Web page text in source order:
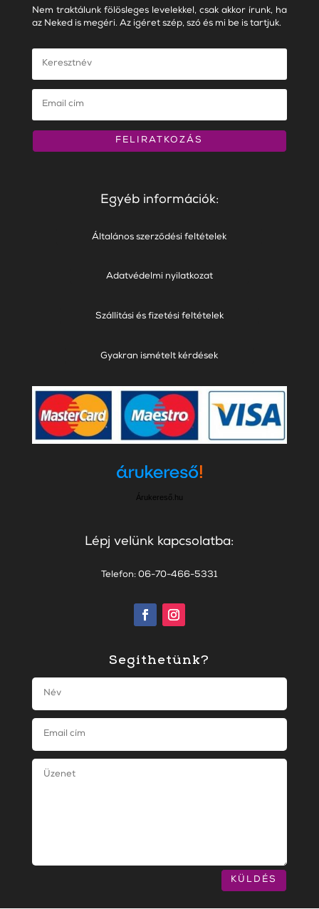
Nem traktálunk fölösleges levelekkel, csak akkor írunk, ha
az Neked is megéri. Az igéret szép, szó és mi be is tartjuk.
FELIRATKOZÁS
Egyéb információk:
Általános szerződési feltételek
Adatvédelmi nyilatkozat
Szállítási és fizetési feltételek
Gyakran ismételt kérdések
Árukereső.hu
Lépj velünk kapcsolatba:
Telefon: 06-70-466-5331
Segíthetünk?
KÜLDÉS